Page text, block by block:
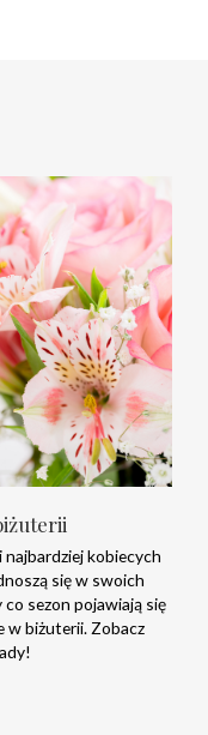
kobiecych
się w swoich
sezon pojawiają się
w biżuterii. Zobacz